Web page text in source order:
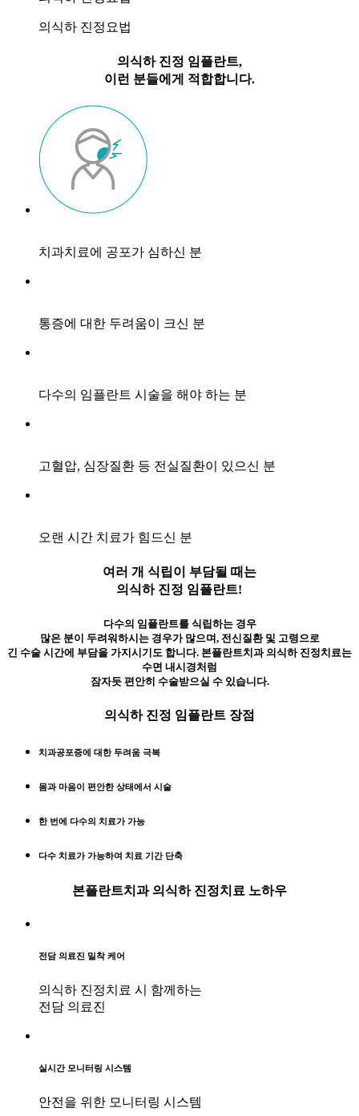
의식하 진정요법
의식하 진정 임플란트,
이런 분들에게 적합합니다.
치과치료에 공포가 심하신 분
통증에 대한 두려움이 크신 분
다수의 임플란트 시술을 해야 하는 분
고혈압, 심장질환 등 전실질환이 있으신 분
오랜 시간 치료가 힘드신 분
여러 개 식립이 부담될 때는
의식하 진정 임플란트!
다수의 임플란트를 식립하는 경우
많은 분이 두려워하시는 경우가 많으며, 전신질환 및 고령으로
긴 수술 시간에 부담을 가지시기도 합니다. 본플란트치과 의식하 진정치료는
수면 내시경처럼
잠자듯 편안히 수술받으실 수 있습니다.
의식하 진정 임플란트 장점
치과공포증에 대한두려움 극복
몸과 마음이 편안한 상태에서 시술
한 번에 다수의 치료가 가능
다수 치료가 가능하여 치료 기간 단축
본플란트치과 의식하 진정치료 노하우
전담 의료진 밀착 케어
의식하 진정치료 시 함께하는
전담 의료진
실시간 모니터링 시스템
안전을 위한 모니터링 시스템